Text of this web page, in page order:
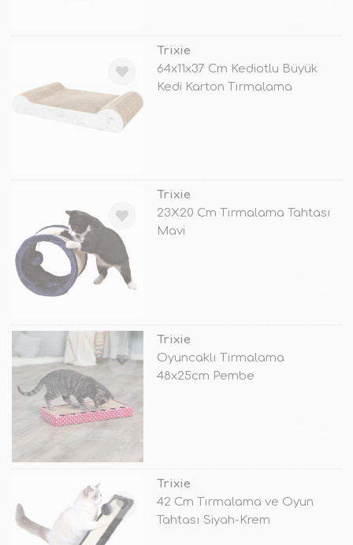
Trixie
64x11x37 Cm Kediotlu Büyük
Kedi Karton Tırmalama
Trixie
23X20 Cm Tırmalama Tahtası
Mavi
Trixie
Oyuncaklı Tırmalama
48x25cm Pembe
Trixie
42 Cm Tırmalama ve Oyun
Tahtası Siyah-Krem